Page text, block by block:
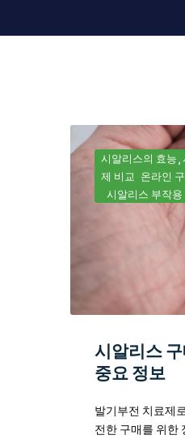
시알리스의 효능
제 비교 온라인
시알리스 부작용
시알리스
중요 정보
발기부전 치료제
전한 구매를 위한